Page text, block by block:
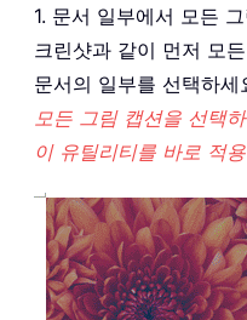
1. 문서 일부에서 모든
크린샷과 같이 먼저 모
문서의 일부를 선택하세
모든 그림 캡션을 선택
이 유틸리티를 바로 적용